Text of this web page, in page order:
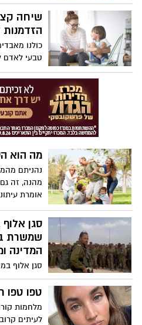
אלכסנדרה
שיחה
הזדמנות
כולנו
טבעי לאדם
מסתדרים.
הוא הילד
הרסניות.
להורות
שיעזרו
הרגעים הלא
הורים טובים
מה הוא
נהניתם
מהנה, זה גם
אומרת
"כיף אמיתי"
ראיות
היומיום
סגן אלוף
שמשרת
המדינה
סגן אלוף
לוחמיו
שמזהיר את
שנתחיל
7/10/2023
טפו טפו
מלחמות
לעיתים